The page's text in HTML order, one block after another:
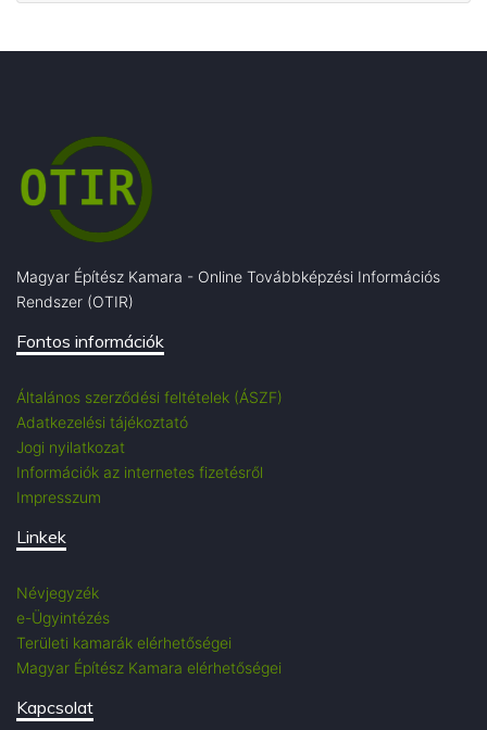
Magyar Építész Kamara - Online Továbbképzési Információs
Rendszer (OTIR)
Fontos információk
Általános szerződési feltételek (ÁSZF)
Adatkezelési tájékoztató
Jogi nyilatkozat
Információk az internetes fizetésről
Impresszum
Linkek
Névjegyzék
e-Ügyintézés
Területi kamarák elérhetőségei
Magyar Építész Kamara elérhetőségei
Kapcsolat